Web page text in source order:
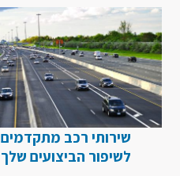
שירותי רכב מתקדמים
לשיפור הביצועים שלך